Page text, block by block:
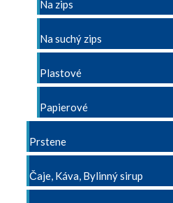
Na zips
Na suchý zips
Plastové
Papierové
Prstene
Čaje, Káva, Bylinný sirup